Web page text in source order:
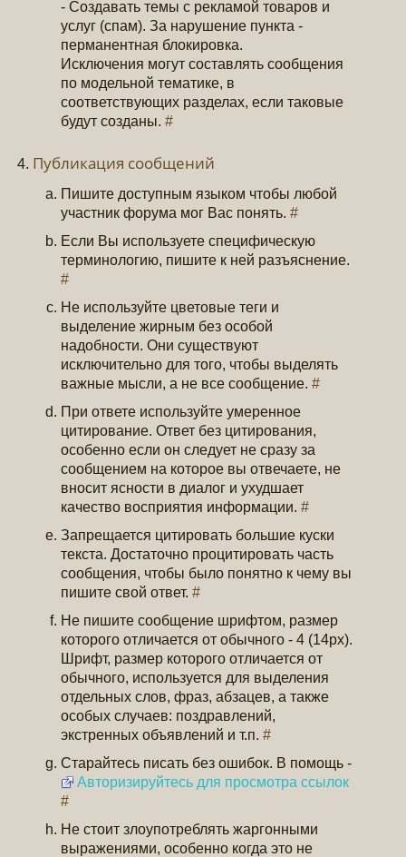
- Создавать темы с рекламой товаров и
услуг (спам). За нарушение пункта -
перманентная блокировка.
Исключения могут составлять сообщения
по модельной тематике, в
соответствующих разделах, если таковые
будут созданы.#
Публикация сообщений
Пишите доступным языком чтобы любой
участник форума мог Вас понять.#
Если Вы используете специфическую
терминологию, пишите к ней разъяснение.
#
Не используйте цветовые теги и
выделение жирным без особой
надобности. Они существуют
исключительно для того, чтобы выделять
важные мысли, а не все сообщение.#
При ответе используйте умеренное
цитирование. Ответ без цитирования,
особенно если он следует не сразу за
сообщением на которое вы отвечаете, не
вносит ясности в диалог и ухудшает
качество восприятия информации.#
Запрещается цитировать большие куски
текста. Достаточно процитировать часть
сообщения, чтобы было понятно к чему вы
пишите свой ответ.#
Не пишите сообщение шрифтом, размер
которого отличается от обычного - 4 (14px).
Шрифт, размер которого отличается от
обычного, используется для выделения
отдельных слов, фраз, абзацев, а также
особых случаев: поздравлений,
экстренных объявлений и т.п.#
Старайтесь писать без ошибок. В помощь -
Авторизируйтесь для просмотра ссылок
#
Не стоит злоупотреблять жаргонными
выражениями, особенно когда это не